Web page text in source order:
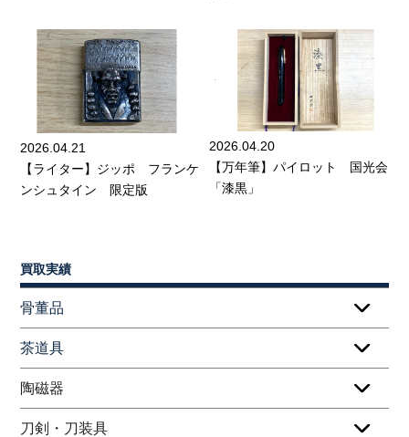
2026.04.21
【ライター】ジッポ フランケ
ンシュタイン 限定版
2026.04.20
【万年筆】パイロット 国光会
「漆黒」
買取実績
骨董品
茶道具
陶磁器
刀剣・刀装具